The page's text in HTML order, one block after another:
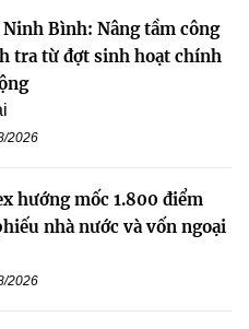
Ninh Bình: Nâng tầm công
tra từ đợt sinh hoạt chính
2026
hướng mốc 1.800 điểm
nhà nước và vốn ngoại
2026